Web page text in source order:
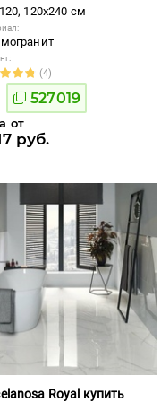
120x240 см
(4)
527019
от
руб.
Royal купить